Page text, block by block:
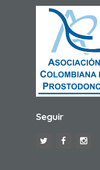
Seguir